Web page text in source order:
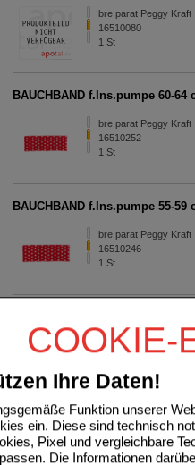
COOKIE-
Ihre Daten!
Funktion unserer
ein. Diese sind technisch
Pixel und vergleichbare
Die Informationen
bre.parat Peggy Kraft
16510080
1St
BAUCHBAND f.Ins.pumpe 60-64
bre.parat Peggy Kraft
16510252
1St
BAUCHBAND f.Ins.pumpe 55-59
bre.parat Peggy Kraft
16510246
1St
bre.parat Peggy Kraft
1St Bandage
SPORTBAND m.Sichtfenster 60-
bre.parat Peggy Kraft